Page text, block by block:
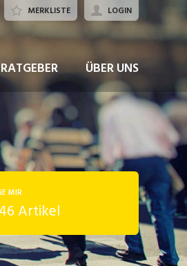
RATGEBER ÜBER UNS
MERKLISTE LOGIN
MIR
Artikel